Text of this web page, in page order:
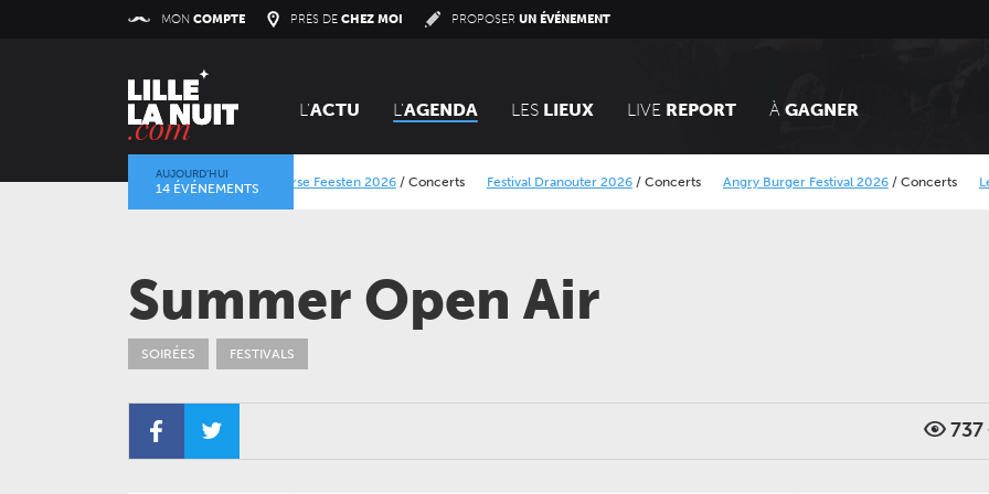
MON COMPTE PRÈS DE CHEZ MOI PROPOSERUN ÉVÉNEMENT
L'ACTU L'AGENDA LES LIEUX LIVE REPORT À GAGNER
AUJOURD’HUI
14 ÉVÉNEMENTS
Lokerse Feesten 2026/Concerts Festival Dranouter 2026/Concerts Angry Burger Festival 2026/Concerts Le Calais
Summer Open Air
SOIRÉES FESTIVALS
737
À la carte ! – Les 50 ans
Récital de flûtes chinoises
JEUDI 24 SEPTEMBRE 2026
Gala des trois